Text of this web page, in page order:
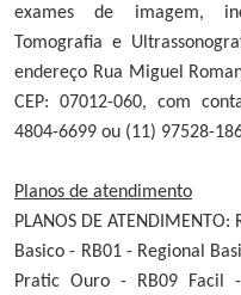
exames de imagem,
Tomografia e
endereço Rua Miguel
CEP: 07012-060, com
4804-6699 ou (11) 97528-
Planos de atendimento
PLANOS DE
Basico - RB01 - Regional
Pratic Ouro - RB09 Facil